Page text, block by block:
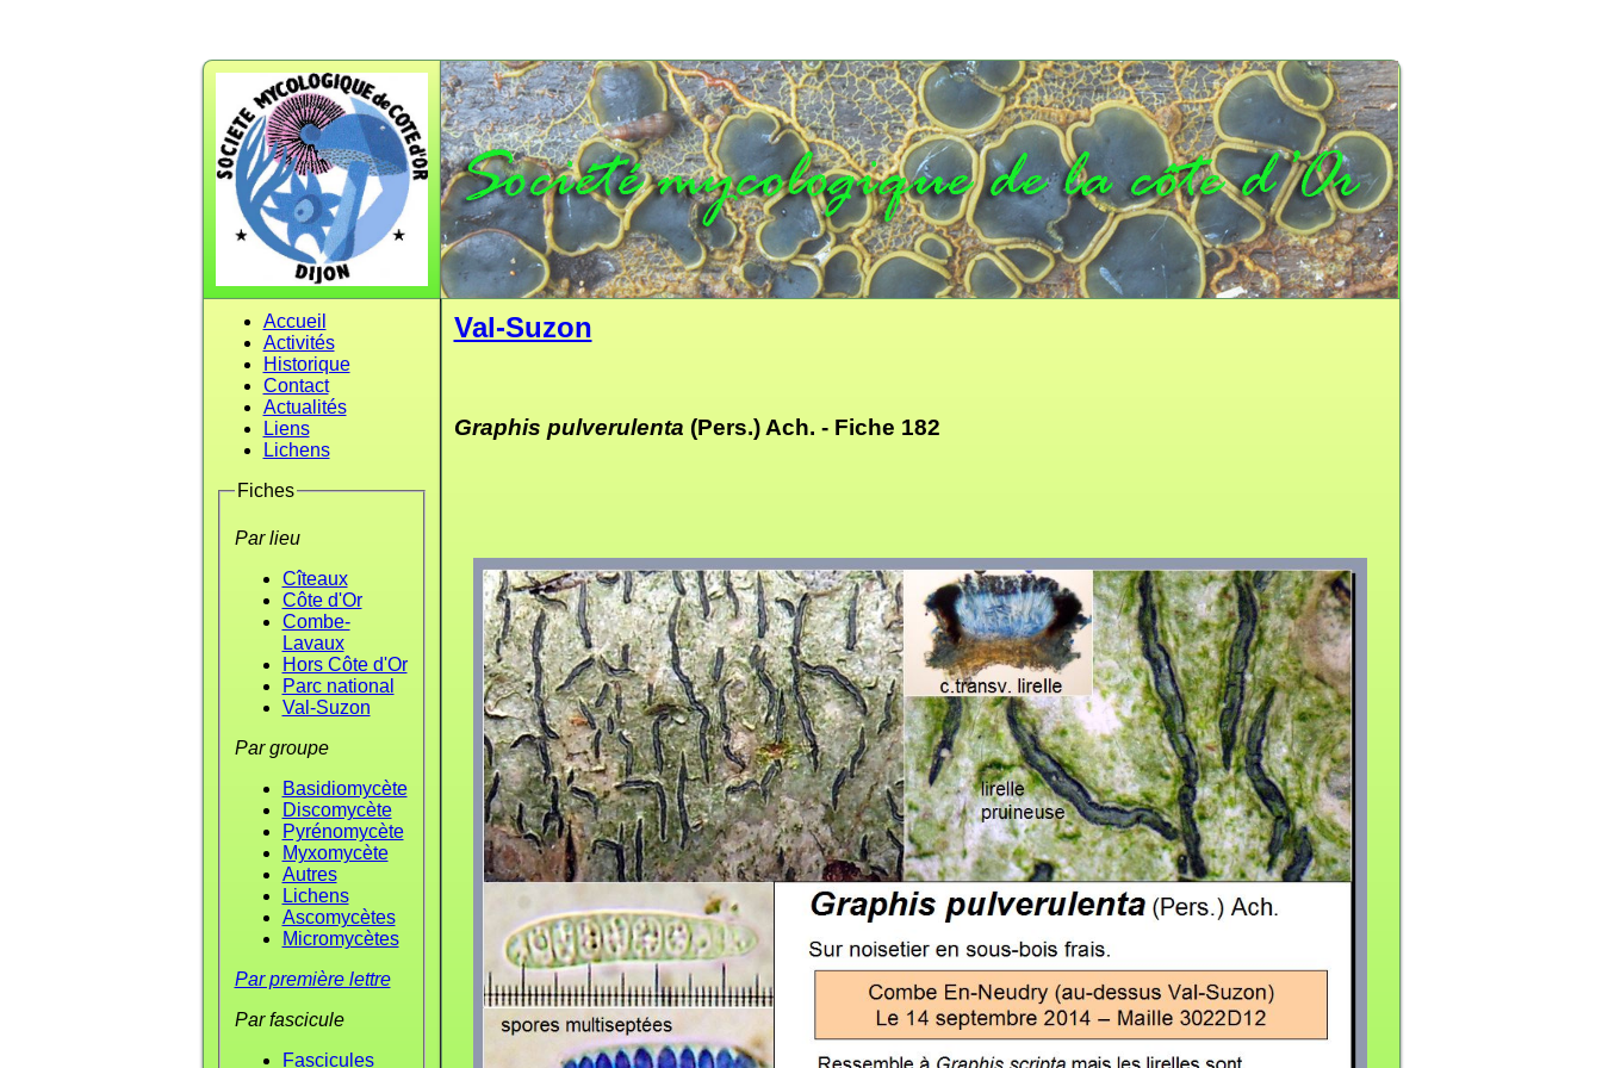
Accueil
Activités
Historique
Contact
Actualités
Liens
Lichens
Fiches
Par lieu
Cîteaux
Côte d'Or
Combe-
Lavaux
Hors Côte d'Or
Parc national
Val-Suzon
Par groupe
Basidiomycète
Discomycète
Pyrénomycète
Myxomycète
Autres
Lichens
Ascomycètes
Micromycètes
Par première lettre
Par fascicule
Fascicules
Val-Suzon
Graphis pulverulenta (Pers.) Ach. - Fiche 182